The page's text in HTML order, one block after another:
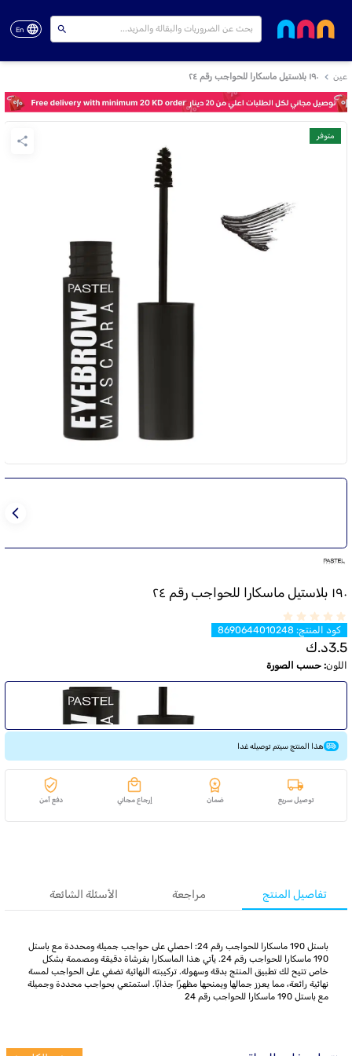
En
عين ١٩٠ بلاستيل ماسكارا للحواجب رقم ٢٤
متوفر
١٩٠ بلاستيل ماسكارا للحواجب رقم ٢٤
كود المنتج:
8690644010248
3.5د.ك
اللون: حسب الصورة
هذا المنتج سيتم توصيله غدا
توصيل سريع ضمان إرجاع مجاني دفع آمن
تفاصيل المنتج مراجعة الأسئلة الشائعة
باستل 190 ماسكارا للحواجب رقم 24: احصلي على حواجب جميلة ومحددة مع باستل
190 ماسكارا للحواجب رقم 24. يأتي هذا الماسكارا بفرشاة دقيقة ومصممة بشكل
خاص تتيح لك تطبيق المنتج بدقة وسهولة. تركيبته النهائية تضفي على الحواجب لمسة
نهائية رائعة، مما يعزز جمالها ويمنحها مظهرًا جذابًا. استمتعي بحواجب محددة وجميلة
مع باستل 190 ماسكارا للحواجب رقم 24